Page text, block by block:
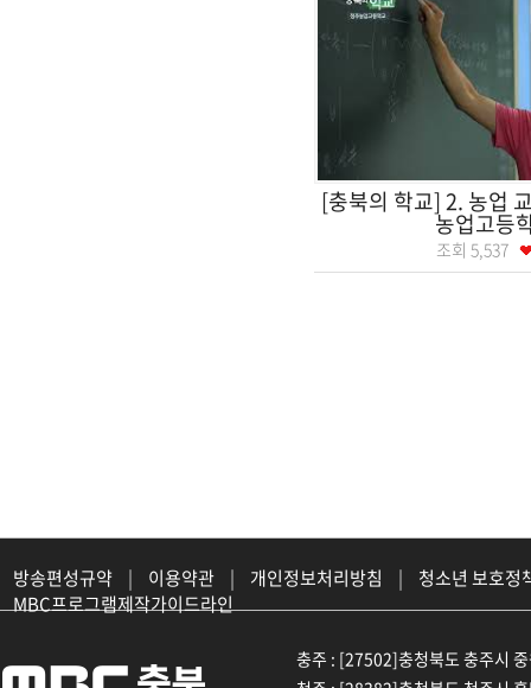
[충북의 학교] 2. 농업
농업고등
조회 5,537
방송편성규약 | 이용약관 | 개인정보처리방침 |
청소년 보호정
MBC프로그램제작가이드라인
충주 : [27502]충청북도 충주시